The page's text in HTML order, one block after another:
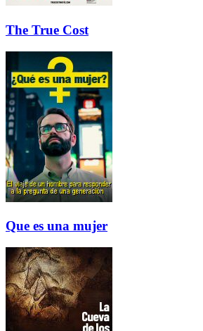
The True Cost
Que es una mujer